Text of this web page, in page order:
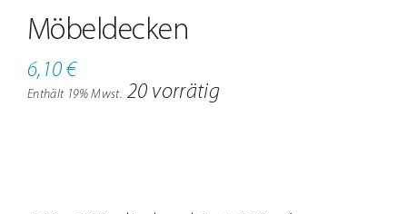
Möbeldecken
6,10 €
Enthält 19% Mwst. 20 vorrätig
Jobs